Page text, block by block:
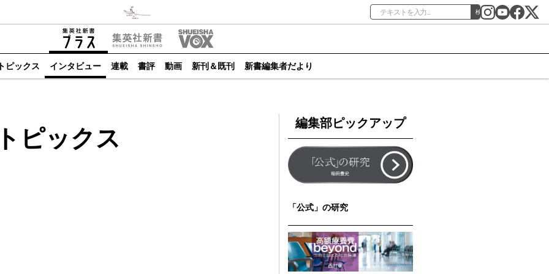
検索
ピックス インタビュー 連載 書評 動画 新刊＆既刊 新書編集者だより
ピックス
編集部ピックアップ
「公式」の研究